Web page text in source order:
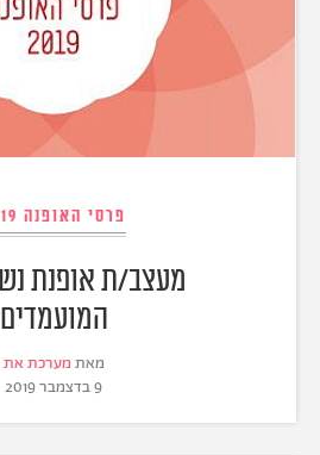
פרסי האופנה 2019
מעצב/ת אופנת
המועמדים
מאת מערכת את
9 בדצמבר 2019